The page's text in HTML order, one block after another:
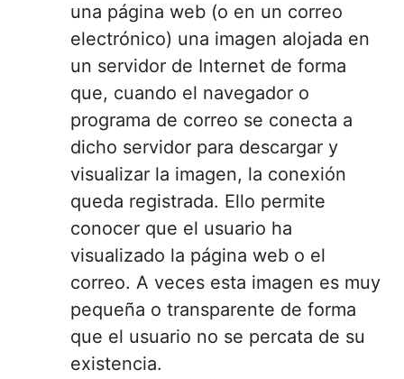
una página web (o en un correo
electrónico) una imagen alojada en
un servidor de Internet de forma
que, cuando el navegador o
programa de correo se conecta a
dicho servidor para descargar y
visualizar la imagen, la conexión
queda registrada. Ello permite
conocer que el usuario ha
visualizado la página web o el
correo. A veces esta imagen es muy
pequeña o transparente de forma
que el usuario no se percata de su
existencia.